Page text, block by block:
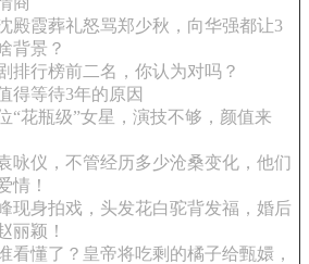
殿霞葬礼怒骂郑少秋，向华强都让3
背景？
排行榜前二名，你认为对吗？
得等待3年的原因
“花瓶级”女星，演技不够，颜值来
咏仪，不管经历多少沧桑变化，他们
情！
现身拍戏，头发花白驼背发福，婚后
丽颖！
看懂了？皇帝将吃剩的橘子给甄嬛，